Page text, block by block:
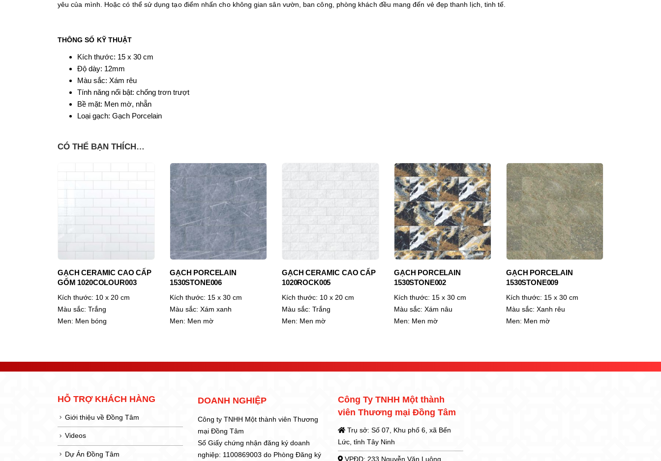
yêu của mình. Hoặc có thể sử dụng tạo điểm nhấn cho không gian sân vườn, ban công, phòng khách đều mang đến vẻ đẹp thanh lịch, tinh tế.
THÔNG SỐ KỸ THUẬT
Kích thước: 15 x 30 cm
Độ dày: 12mm
Màu sắc: Xám rêu
Tính năng nổi bật: chống trơn trượt
Bề mặt: Men mờ, nhẵn
Loại gạch: Gạch Porcelain
CÓ THỂ BẠN THÍCH…
GẠCH CERAMIC CAO CẤP
GỐM 1020COLOUR003
Kích thước: 10 x 20 cm
Màu sắc: Trắng
Men: Men bóng
GẠCH PORCELAIN
1530STONE006
Kích thước: 15 x 30 cm
Màu sắc: Xám xanh
Men: Men mờ
GẠCH CERAMIC CAO CẤP
1020ROCK005
Kích thước: 10 x 20 cm
Màu sắc: Trắng
Men: Men mờ
GẠCH PORCELAIN
1530STONE002
Kích thước: 15 x 30 cm
Màu sắc: Xám nâu
Men: Men mờ
GẠCH PORCELAIN
1530STONE009
Kích thước: 15 x 30 cm
Màu sắc: Xanh rêu
Men: Men mờ
HỖ TRỢ KHÁCH HÀNG
Giới thiệu về Đồng Tâm
Videos
Dự Án Đồng Tâm
DOANH NGHIỆP
Công ty TNHH Một thành viên Thương
mại Đồng Tâm
Số Giấy chứng nhận đăng ký doanh
nghiệp: 1100869003 do Phòng Đăng ký
Công Ty TNHH Một thành
viên Thương mại Đồng Tâm
Trụ sở: Số 07, Khu phố 6, xã Bến
Lức, tỉnh Tây Ninh
VPĐD: 233 Nguyễn Văn Luông,